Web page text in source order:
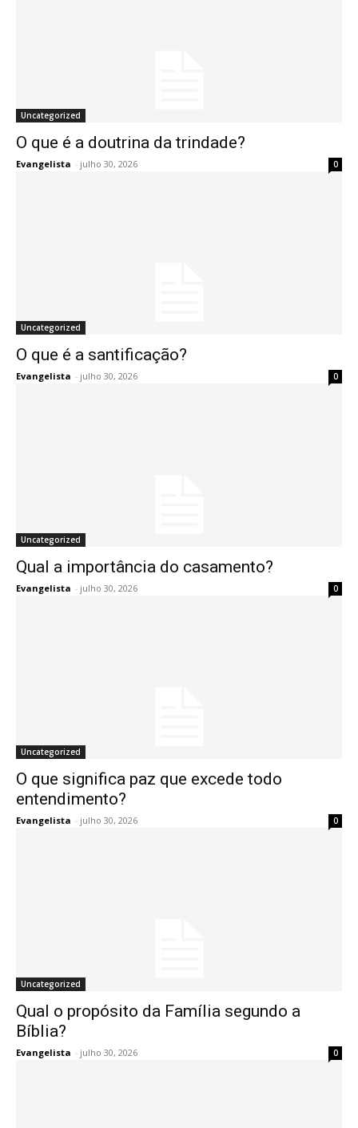
Uncategorized
O que é a doutrina da trindade?
Evangelista - julho 30, 2026 0
Uncategorized
O que é a santificação?
Evangelista - julho 30, 2026 0
Uncategorized
Qual a importância do casamento?
Evangelista - julho 30, 2026 0
Uncategorized
O que significa paz que excede todo
entendimento?
Evangelista - julho 30, 2026 0
Uncategorized
Qual o propósito da Família segundo a
Bíblia?
Evangelista - julho 30, 2026 0